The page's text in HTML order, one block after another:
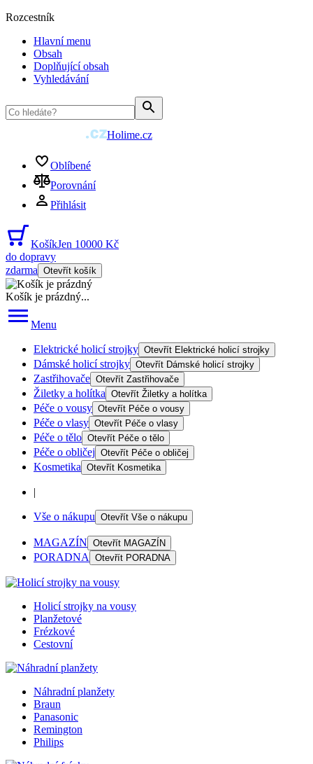
Rozcestník
Hlavní menu
Obsah
Doplňující obsah
Vyhledávání
Holime.cz
Oblíbené
Porovnání
Přihlásit
KošíkJen 10000 Kč
do dopravy
zdarma Otevřít košík
Košík je prázdný...
Menu
Elektrické holicí strojky Otevřít Elektrické holicí strojky
Dámské holicí strojky Otevřít Dámské holicí strojky
Zastřihovače Otevřít Zastřihovače
Žiletky a holítka Otevřít Žiletky a holítka
Péče o vousy Otevřít Péče o vousy
Péče o vlasy Otevřít Péče o vlasy
Péče o tělo Otevřít Péče o tělo
Péče o obličej Otevřít Péče o obličej
Kosmetika Otevřít Kosmetika
|
Vše o nákupu Otevřít Vše o nákupu
MAGAZÍN Otevřít MAGAZÍN
PORADNA Otevřít PORADNA
Holicí strojky na vousy
Planžetové
Frézkové
Cestovní
Náhradní planžety
Braun
Panasonic
Remington
Philips